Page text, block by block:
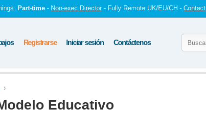
Part-time - Non-exec Director - Fully Remote UK/EU/CH - Contact
Registrarse Iniciar sesión Contáctenos
Educativo